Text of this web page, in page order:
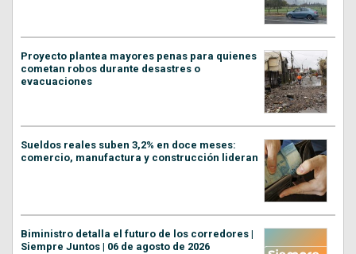
Proyecto plantea mayores penas para quienes
cometan robos durante desastres o
evacuaciones
Sueldos reales suben 3,2% en doce meses:
comercio, manufactura y construcción lideran
Biministro detalla el futuro de los corredores |
Siempre Juntos | 06 de agosto de 2026